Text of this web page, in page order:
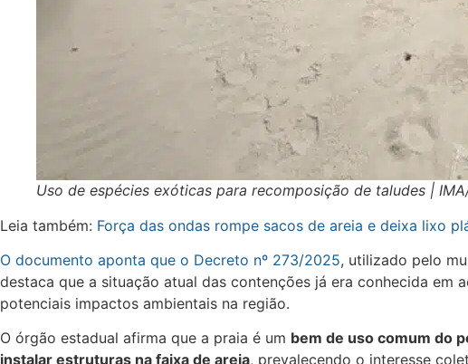
Uso de espécies exóticas para recomposição de taludes |
Leia também: Força das ondas rompe sacos de areia e deixa lixo
O documento aponta que o Decreto nº 273/2025, utilizado pelo
destaca que a situação atual das contenções já era conhecida
potenciais impactos ambientais na região.
O órgão estadual afirma que a praia é um bem de uso comum do
instalar estruturas na faixa de areia, prevalecendo o interesse